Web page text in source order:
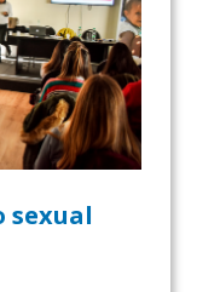
sexual